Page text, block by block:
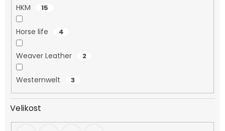
HKM 15
Horse life 4
Weaver Leather 2
Westernwelt 3
Velikost